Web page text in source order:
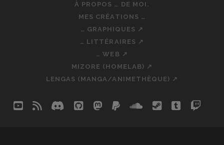
À PROPOS … DE MOI.
MES CRÉATIONS …
… GRAPHIQUES ↗
… LITTÉRAIRES ↗
… WEB ↗
MIZORE (HOMELAB) ↗
LENGAS (MANGA/ANIMETHÈQUE) ↗
youtube
rss discord
githubmastodon
paypalsoundcloud
steamtumblr